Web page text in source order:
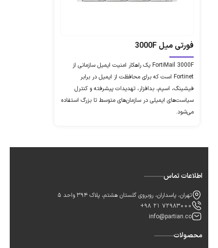
فورتی میل 3000F
FortiMail 3000F یک راهکار امنیت ایمیل سازمانی از
Fortinet است که برای محافظت از ایمیل در برابر
فیشینگ، اسپم، بدافزار، تهدیدات پیشرفته و کنترل
سیاست‌های ایمیلی در سازمان‌های متوسط تا بزرگ استفاده
می‌شود.
اطلاعات تماس
تهران، پاسداران، روبروی گلستان هشتم، پلاک 394 واحد 5
+98 21 72983000
info@partian.co
محصولات